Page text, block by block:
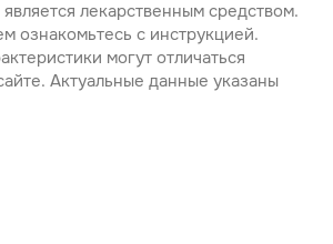
является лекарственным средством.
ознакомьтесь с инструкцией.
могут отличаться
Актуальные данные указаны